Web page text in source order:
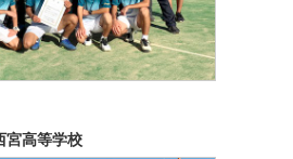
高等学校